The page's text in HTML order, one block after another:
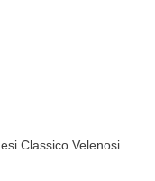
Classico Velenosi